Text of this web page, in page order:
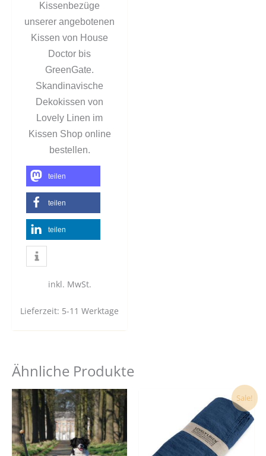
Kissenbezüge
unserer angebotenen
Kissen von House
Doctor bis
GreenGate.
Skandinavische
Dekokissen von
Lovely Linen im
Kissen Shop online
bestellen.
teilen
teilen
teilen
inkl. MwSt.
Lieferzeit: 5-11 Werktage
Ähnliche Produkte
Sale!
weist